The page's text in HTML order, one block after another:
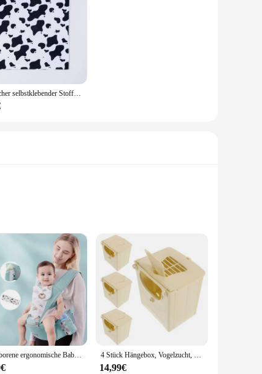
Magischer selbstklebender Stoff, offene flache Make-up-Tasche, tragbare Kosmetiktasche, Reise-Make-up-Tasche, multifunktionales selbstklebendes Tuch
that your baby is comfortable during long
making them an essential accessory for any family
making it easy to switch between carrying your
size makes it easy to store and carry. Whether
Neugeborene ergonomische Baby trage Rucksack Baby Baby Hüftsitz Träger vorne mit Blick auf ergonomische Känguru Baby Wrap Schlinge Reise 4 Stück Hängebox, Vogelzucht, Reise-Babyboxen, Finknest, Kunststoff, Huhn, Nistpolster, Bruthaus
14,99€